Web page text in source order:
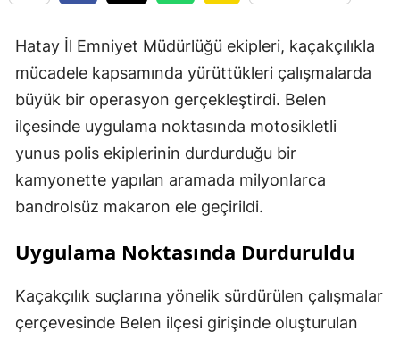
Hatay İl Emniyet Müdürlüğü ekipleri, kaçakçılıkla
mücadele kapsamında yürüttükleri çalışmalarda
büyük bir operasyon gerçekleştirdi. Belen
ilçesinde uygulama noktasında motosikletli
yunus polis ekiplerinin durdurduğu bir
kamyonette yapılan aramada milyonlarca
bandrolsüz makaron ele geçirildi.
Uygulama Noktasında Durduruldu
Kaçakçılık suçlarına yönelik sürdürülen çalışmalar
çerçevesinde Belen ilçesi girişinde oluşturulan